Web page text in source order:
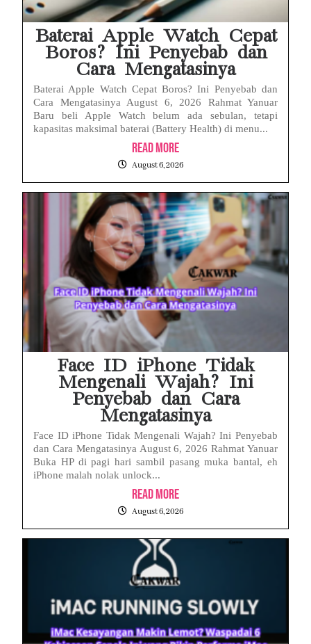
Baterai Apple Watch Cepat
Boros? Ini Penyebab dan
Cara Mengatasinya
Baterai Apple Watch Cepat Boros? Ini Penyebab dan
Cara Mengatasinya August 6, 2026 Rahmat Yanuar
Baru beli Apple Watch belum ada sebulan, tetapi
kapasitas maksimal baterai (Battery Health) di menu...
Read More
August 6, 2026
Face ID iPhone Tidak
Mengenali Wajah? Ini
Penyebab dan Cara
Mengatasinya
Face ID iPhone Tidak Mengenali Wajah? Ini Penyebab
dan Cara Mengatasinya August 6, 2026 Rahmat Yanuar
Buka HP di pagi hari sambil pasang muka bantal, eh
iPhone malah nolak unlock...
Read More
August 6, 2026